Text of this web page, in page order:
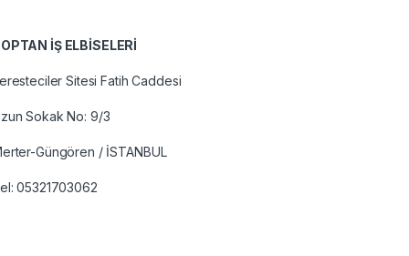
İŞ ELBİSELERİ
Sitesi Fatih Caddesi
Sokak No: 9/3
Güngören / İSTANBUL
05321703062